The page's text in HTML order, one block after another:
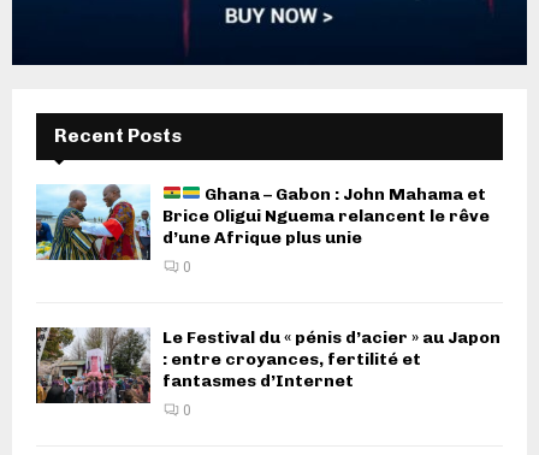
Recent Posts
Ghana – Gabon : John Mahama et
Brice Oligui Nguema relancent le rêve
d’une Afrique plus unie
0
Le Festival du « pénis d’acier » au Japon
: entre croyances, fertilité et
fantasmes d’Internet
0